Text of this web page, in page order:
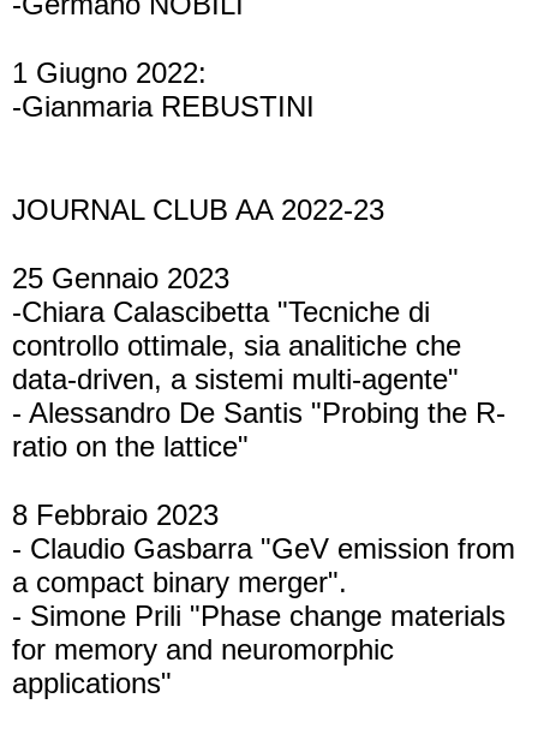
1 Giugno 2022:
-Gianmaria REBUSTINI
JOURNAL CLUB AA 2022-23
25 Gennaio 2023
-Chiara Calascibetta "Tecniche di
controllo ottimale, sia analitiche che
data-driven, a sistemi multi-agente"
- Alessandro De Santis "Probing the R-
ratio on the lattice"
8 Febbraio 2023
- Claudio Gasbarra "GeV emission from
a compact binary merger".
- Simone Prili "Phase change materials
for memory and neuromorphic
applications"